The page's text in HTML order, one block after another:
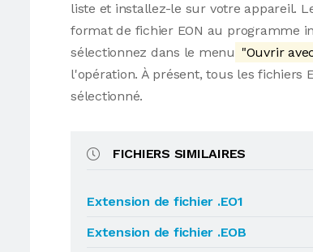
liste et installez-le sur votre appareil.
format de fichier EON au programme
sélectionnez dans le menu "Ouvrir
l'opération. À présent, tous les fichiers
sélectionné.
FICHIERS SIMILAIRES
Extension de fichier .EO1
Extension de fichier .EOB